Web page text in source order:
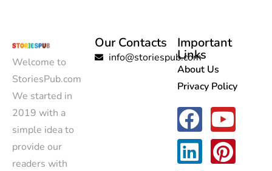
Welcome to
StoriesPub.com
We started in
2019 with a
simple idea to
provide our
readers with
Our Contacts
info@storiespub.com
Important
Links
About Us
Privacy Policy